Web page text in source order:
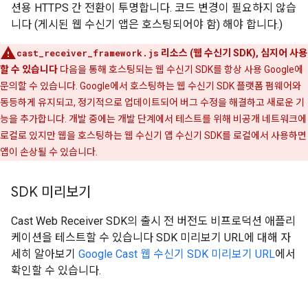
션용 HTTPS 간 전환이 투명합니다. 코드 변경이 필요하지 않습
니다 (게시된 웹 수신기 앱은 호스팅되어야 함) 해야 합니다.)
cast_receiver_framework.js 리소스 (웹 수신기 SDK), 심지어 사용
할 수 있습니다 다음을 통해 호스팅되는 웹 수신기 SDK를 항상 사용 Google에
문의할 수 있습니다. Google에서 호스팅하는 웹 수신기 SDK 플랫폼 펌웨어와
동등하게 유지되고, 정기적으로 업데이트되어 버그 수정을 해결하고 새로운 기
능을 추가합니다. 개발 중에는 개발 단계에서 테스트를 위해 비공개 네트워크에
로컬로 있지만 웹을 호스팅하는 웹 수신기 앱 수신기 SDK를 로컬에서 사용하면
앱이 손상될 수 있습니다.
SDK 미리보기
Cast Web Receiver SDK의 출시 전 버전도 비프로덕션 애플리
케이션을 테스트할 수 있습니다 SDK 미리보기 URL에 대해 자
세히 알아보기 Google Cast 웹 수신기 SDK 미리보기 URL에서
확인할 수 있습니다.